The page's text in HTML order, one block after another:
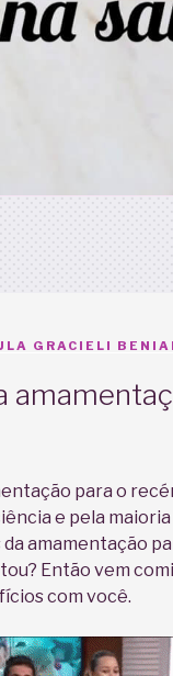
GRACIELI
para o
e pela maioria
amamentação
Então vem
com você.